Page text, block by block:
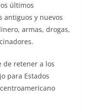
últimos
antiguos y nuevos
armas, drogas,
de retener a los
para Estados